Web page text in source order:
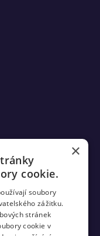
×
cookie.
soubory
zážitku.
stránek
cookie v